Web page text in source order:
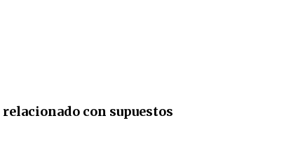
relacionado con supuestos